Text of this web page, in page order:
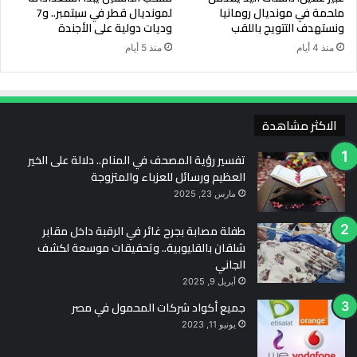
ملحمة في مونديال رومانيا
ونستهدف التتويج باللقب
منذ 4 أيام
لمونديال قطر في سبتمبر.. و7
وديات دولية على الأجندة
منذ 5 أيام
الاكثر مشاهدة
تفسير رؤية المصحف في المنام.. دلالة على الخير
العظيم ورسائل للعزباء والمتزوجة
مارس 23, 2025
طفلة مصابة بجرح غائر في الرقبة داخل مقابر
شلقان بالقليوبية.. وتحقيقات موسعة لكشف
الجاني
أبريل 9, 2025
جميع أكواد شركات المحمول في مصر
يونيو 11, 2023